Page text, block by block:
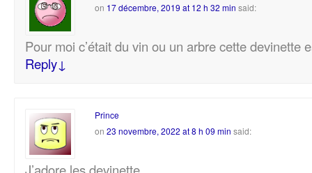
on 17 décembre, 2019 at 12 h 32 min said:
Pour moi c’était du vin ou un arbre cette devinette
Reply ↓
Prince
on 23 novembre, 2022 at 8 h 09 min said: